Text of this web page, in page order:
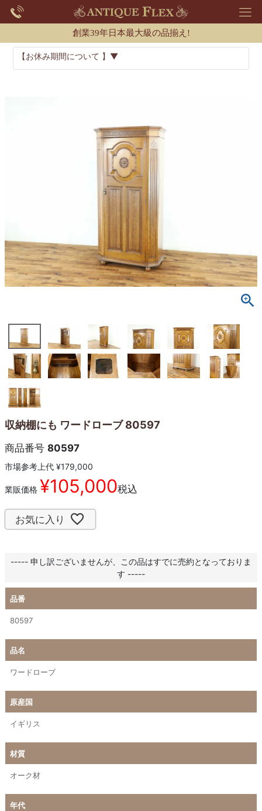
創業39年日本最大級の品揃え!
【お休み期間について 】▼
収納棚にも ワードローブ 80597
商品番号 80597
市場参考上代 ¥179,000
業販価格 ¥105,000税込
お気に入り
----- 申し訳ございませんが、この品はすでに売約となっておりま
す -----
品番
80597
品名
ワードローブ
原産国
イギリス
材質
オーク材
年代